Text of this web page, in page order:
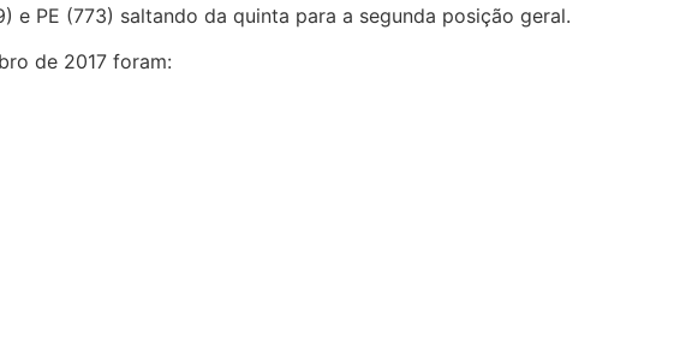
e PE (773) saltando da quinta para a segunda posição geral.
de 2017 foram: